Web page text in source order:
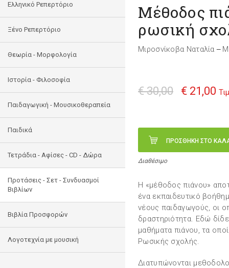
Ελληνικό Ρεπερτόριο
Ξένο Ρεπερτόριο
Θεωρία - Μορφολογία
Ιστορία - Φιλοσοφία
Παιδαγωγική - Μουσικοθεραπεία
Παιδικά
Τετράδια - Αφίσες - CD - Δώρα
Προτάσεις - Σετ - Συνδυασμοί
Βιβλίων
Βιβλία Προσφορών
Λογοτεχνία με μουσική
Μέθοδος
ρωσική
Μιροσνίκοβα Ναταλία —
€ 30,00 € 21,00
ΠΡΟΣΘΗΚΗ ΣΤΟ
Διαθέσιμο
Η «μέθοδος πιάνου»
ένα εκπαιδευτικό
νέους παιδαγωγούς, οι
δραστηριότητα. Εδώ
μαθήματα πιάνου, τα
Ρωσικής σχολής.
Διατυπώνονται